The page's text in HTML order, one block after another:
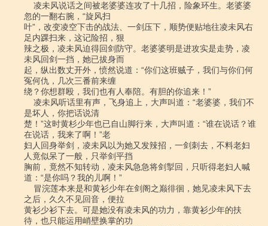
忽的一翻右腕，“旋风扫
叶”，改变凌空下击的战法、一剑压下，顺势便贴地往凌未风右
足内踝扫来，这记险招，狠
辣之极，凌未风迫得回剑防守。老婆婆明是进攻实是走势，凌
未风回剑一挡，她已拔身而
起，纵出数丈开外，愤然说道：“你们这班贼子，我们与你们何
冤何仇，几次三番前来缠
绕？你想群殴，我们也有人奉陪。有胆的你追来！”
是坏人，你把话说清
楚！”这时黄杉少年也已自山脚行来，大声叫道：“谁在说话？谁
在说话，我来了啊！”老
妇人回身举剑，凌未风以为她又发辣招，一剑刺去，不料老妇
人竟似呆了一般，只举剑平挡
胸前，竟然不知转动，凌未风急急将剑掣回，只听得老妇人喊
道：“是你吗？我的儿啊！”
之后，久久不见回音，便拉
黄衫少衫下去。可是她没有凌未风的功力，靠黄衫少年的扶
待，也只能运用峭壁换掌的功